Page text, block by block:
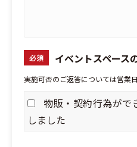
必須 イベントスペース
実施可否のご返答については営業
物販・契約行為がで
しました